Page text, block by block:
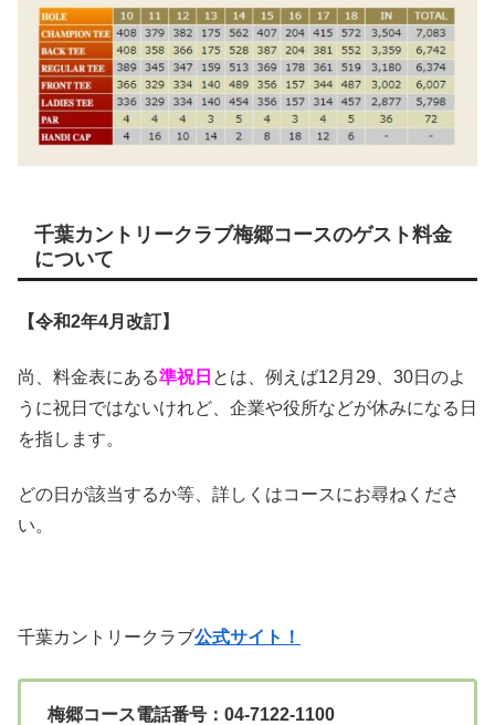
千葉カントリークラブ梅郷コースのゲスト料金
について
【令和2年4月改訂】
尚、料金表にある準祝日 とは、例えば12月29、30日のよ
うに祝日ではないけれど、企業や役所などが休みになる日
を指します。
どの日が該当するか等、詳しくはコースにお尋ねくださ
い。
千葉カントリークラブ公式サイト！
梅郷コース電話番号：04-7122-1100